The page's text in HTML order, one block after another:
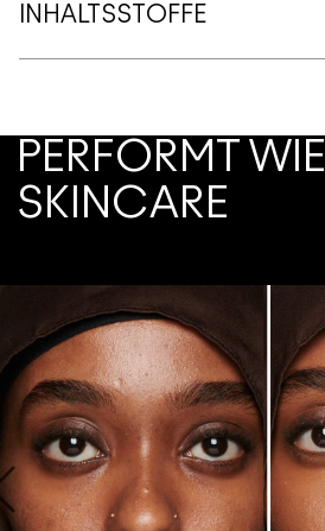
INHALTSSTOFFE
PERFORMT WIE
SKINCARE